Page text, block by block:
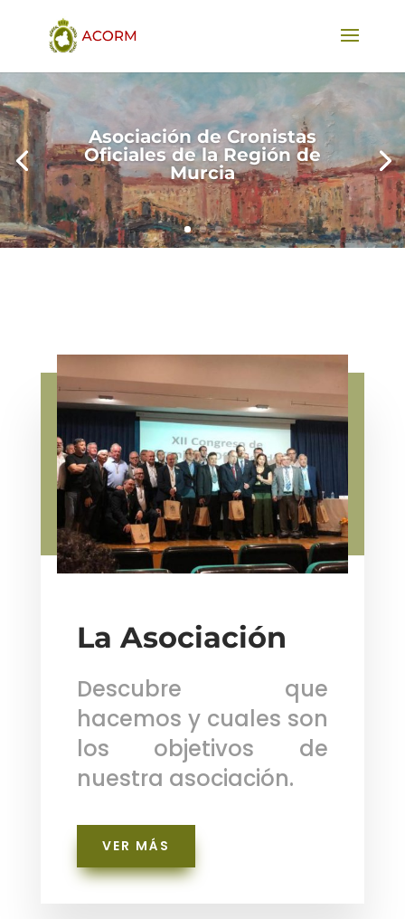
Asociación de Cronistas
Oficiales de la Región de
Murcia
La Asociación
Descubre que
hacemos y cuales son
los objetivos de
nuestra asociación.
VER MÁS